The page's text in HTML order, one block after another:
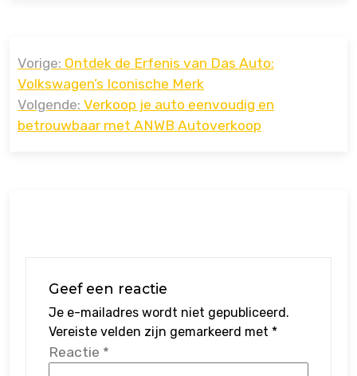
navigatie
Vorige: Ontdek de Erfenis van Das Auto:
Volkswagen’s Iconische Merk
Volgende: Verkoop je auto eenvoudig en
betrouwbaar met ANWB Autoverkoop
Geef een reactie
Je e-mailadres wordt niet gepubliceerd.
Vereiste velden zijn gemarkeerd met *
Reactie *